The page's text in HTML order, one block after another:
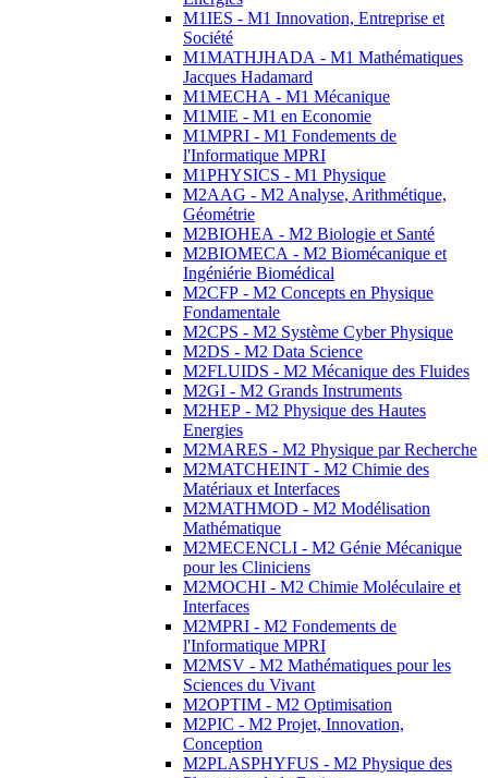
M1IES - M1 Innovation, Entreprise et
Société
M1MATHJHADA - M1 Mathématiques
Jacques Hadamard
M1MECHA - M1 Mécanique
M1MIE - M1 en Economie
M1MPRI - M1 Fondements de
l'Informatique MPRI
M1PHYSICS - M1 Physique
M2AAG - M2 Analyse, Arithmétique,
Géométrie
M2BIOHEA - M2 Biologie et Santé
M2BIOMECA - M2 Biomécanique et
Ingéniérie Biomédical
M2CFP - M2 Concepts en Physique
Fondamentale
M2CPS - M2 Système Cyber Physique
M2DS - M2 Data Science
M2FLUIDS - M2 Mécanique des Fluides
M2GI - M2 Grands Instruments
M2HEP - M2 Physique des Hautes
Energies
M2MARES - M2 Physique par Recherche
M2MATCHEINT - M2 Chimie des
Matériaux et Interfaces
M2MATHMOD - M2 Modélisation
Mathématique
M2MECENCLI - M2 Génie Mécanique
pour les Cliniciens
M2MOCHI - M2 Chimie Moléculaire et
Interfaces
M2MPRI - M2 Fondements de
l'Informatique MPRI
M2MSV - M2 Mathématiques pour les
Sciences du Vivant
M2OPTIM - M2 Optimisation
M2PIC - M2 Projet, Innovation,
Conception
M2PLASPHYFUS - M2 Physique des